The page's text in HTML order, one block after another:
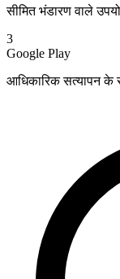
सीमित भंडारण वाले
3
Google Play
आधिकारिक सत्यापन के